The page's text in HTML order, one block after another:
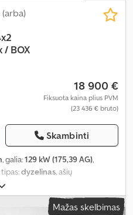
/ BOX
18 900 €
Fiksuota kaina plius PVM
(23 436 € bruto)
Skambinti
, galia:129 kW (175,39 AG),
dyzelinas, ašių
mm
Euro 6, pakaba:plienas, bendras
, krovimo vietos ilgis:
Mažas skelbimas